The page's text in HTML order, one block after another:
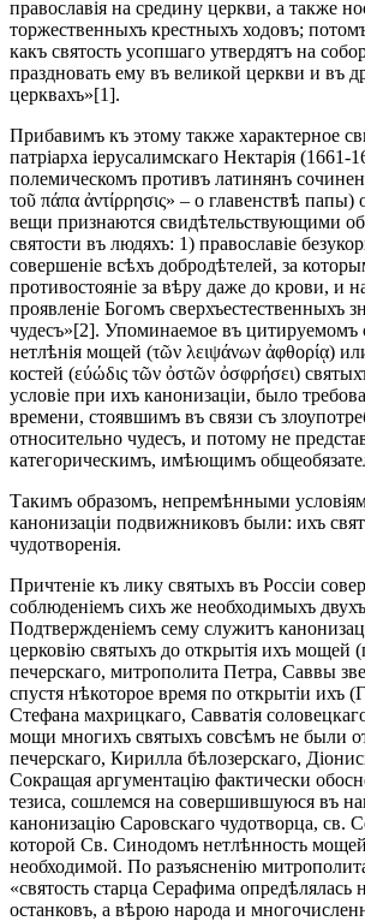
православія на средину церкви, а также
торжественныхъ крестныхъ ходовъ;
какъ святость усопшаго утвердятъ на
праздновать ему въ великой церкви и въ
церквахъ»[1].
Прибавимъ къ этому также характерное
патріарха іерусалимскаго Нектарія (1661-
полемическомъ противъ латинянъ
τοῦ πάπα ἀντίρρησις» – о главенствѣ
вещи признаются свидѣтельствующими
святости въ людяхъ: 1) православіе
совершеніе всѣхъ добродѣтелей, за
противостояніе за вѣру даже до крови, и
проявленіе Богомъ сверхъестественныхъ
чудесъ»[2]. Упоминаемое въ цитируемомъ
нетлѣнія мощей (τῶν λειψάνων ἀφθορίᾳ)
костей (εύώδις τῶν ὀστῶν ὀσφρήσει)
условіе при ихъ канонизаціи, было
времени, стоявшимъ въ связи съ
относительно чудесъ, и потому не
категорическимъ, имѣющимъ
Такимъ образомъ, непремѣнными
канонизаціи подвижниковъ были: ихъ
чудотворенія.
Причтеніе къ лику святыхъ въ Россіи
соблюденіемъ сихъ же необходимыхъ
Подтвержденіемъ сему служитъ
церковію святыхъ до открытія ихъ мощей
печерскаго, митрополита Петра, Саввы
спустя нѣкоторое время по открытіи ихъ
Стефана махрицкаго, Савватія
мощи многихъ святыхъ совсѣмъ не были
печерскаго, Кирилла бѣлозерскаго,
Сокращая аргументацію фактически
тезиса, сошлемся на совершившуюся въ
канонизацію Саровскаго чудотворца, св.
которой Св. Синодомъ нетлѣнность
необходимой. По разъясненію
«святость старца Серафима опредѣлялась
останковъ, а вѣрою народа и